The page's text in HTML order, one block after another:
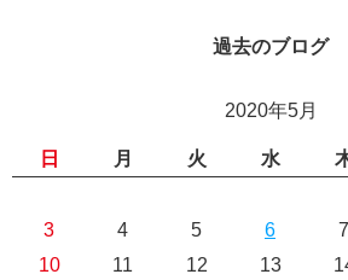
過去のブログ
2020年5月
日 月 火 水
3
4 5 6 7
10
11 12 13